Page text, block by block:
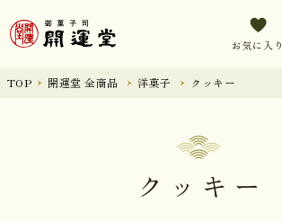
お気に入り
TOP 開運堂 全商品 洋菓子 クッキー
クッキー